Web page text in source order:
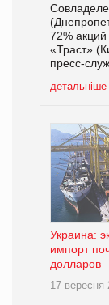
72%
«Траст»
пресс-
детальніше
Украина:
импорт
долларов
17 вересня